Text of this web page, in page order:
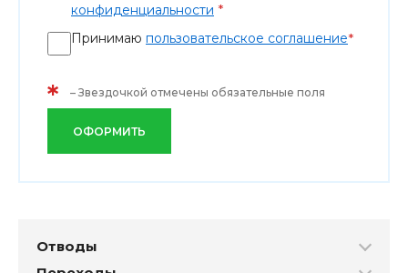
Отводы
конфиденциальности *
Принимаю пользовательское соглашение*
* – Звездочкой отмечены обязательные поля
ОФОРМИТЬ